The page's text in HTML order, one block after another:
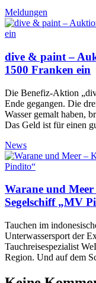
Meldungen
dive & paint –
1500 Franken ein
Die Benefiz-Aktion
Ende gegangen. Die
Wasser gemalt haben,
Das Geld ist für einen
News
Warane und
Segelschiff „MV
Tauchen im
Unterwassersport der
Tauchreisespezialist
Region. Und auf dem